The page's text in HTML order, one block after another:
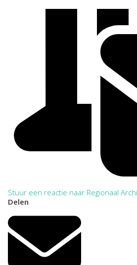
Stuur een reactie naar Regionaal
Delen